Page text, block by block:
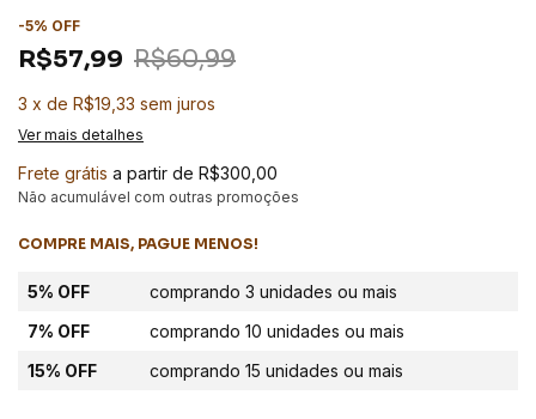
-5% OFF
R$57,99 R$60,99
3 x de R$19,33 sem juros
Ver mais detalhes
Frete grátis a partir de R$300,00
Não acumulável com outras promoções
COMPRE MAIS, PAGUE MENOS!
5% OFF
comprando 3 unidades ou mais
7% OFF
comprando 10 unidades ou mais
15% OFF
comprando 15 unidades ou mais